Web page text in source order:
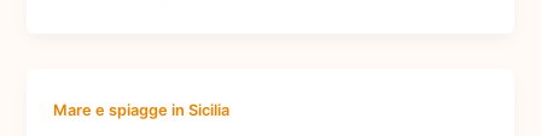
Mare e spiagge in Sicilia